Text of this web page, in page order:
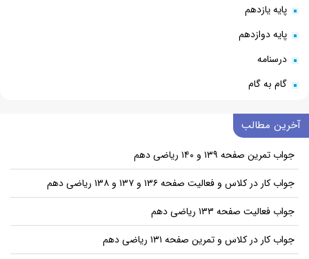
پایه یازدهم
پایه دوازدهم
درسنامه
گام به گام
آخرین مطالب
جواب تمرین صفحه ۱۳۹ و ۱۴۰ ریاضی دهم
جواب کار در کلاس و فعالیت صفحه ۱۳۶ و ۱۳۷ و ۱۳۸ ریاضی دهم
جواب فعالیت صفحه ۱۳۳ ریاضی دهم
جواب کار در کلاس و تمرین صفحه ۱۳۱ ریاضی دهم